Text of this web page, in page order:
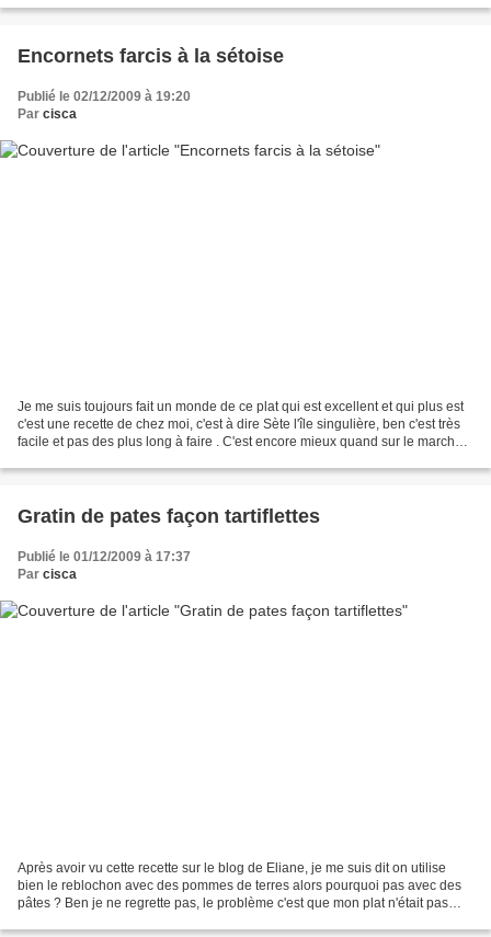
Encornets farcis à la sétoise
Publié le 02/12/2009 à 19:20
Par cisca
Je me suis toujours fait un monde de ce plat qui est excellent et qui plus est
c'est une recette de chez moi, c'est à dire Sète l'île singulière, ben c'est très
facile et pas des plus long à faire . C'est encore mieux quand sur le marché
Gratin de pates façon tartiflettes
Publié le 01/12/2009 à 17:37
Par cisca
Après avoir vu cette recette sur le blog de Eliane, je me suis dit on utilise
bien le reblochon avec des pommes de terres alors pourquoi pas avec des
pâtes ? Ben je ne regrette pas, le problème c'est que mon plat n'était pas